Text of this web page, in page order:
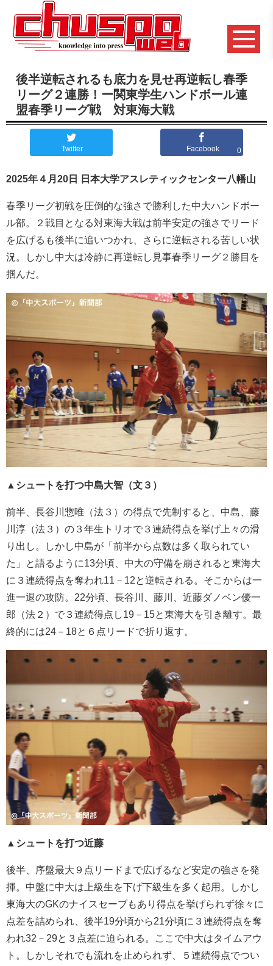
後半逆転されるも底力を見せ再逆転し春季
リーグ２連勝！ー関東学生ハンドボール連
盟春季リーグ戦 対東海大戦
Twitter Facebook 0
2025年４月20日 日本大学アスレティックセンター八幡山
春季リーグ初戦を圧倒的な強さで勝利した中大ハンドボー
ル部。２戦目となる対東海大戦は前半安定の強さでリード
を広げるも後半に追いつかれ、さらに逆転される苦しい状
況。しかし中大は冷静に再逆転し見事春季リーグ２勝目を
掴んだ。
▲シュートを打つ中島大智（文３）
前半、長谷川惣唯（法３）の得点で先制すると、中島、藤
川淳（法３）の３年生トリオで３連続得点を挙げ上々の滑
り出し。しかし中島が「前半から点数は多く取られてい
た」と語るように13分頃、中大の守備を崩されると東海大
に３連続得点を奪われ11－12と逆転される。そこからは一
進一退の攻防。22分頃、長谷川、藤川、近藤ダノベン優一
郎（法２）で３連続得点し19－15と東海大を引き離す。最
終的には24－18と６点リードで折り返す。
▲シュートを打つ近藤
後半、序盤最大９点リードまで広げるなど安定の強さを発
揮。中盤に中大は上級生を下げ下級生を多く起用。しかし
東海大のGKのナイスセーブもあり得点を挙げられず徐々に
点差を詰められ、後半19分頃から21分頃に３連続得点を奪
われ32－29と３点差に迫られる。ここで中大はタイムアウ
ト。しかしそれでも流れを止められず、５連続得点でつい